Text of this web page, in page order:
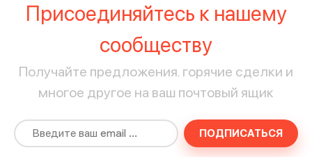
Присоединяйтесь к нашему
сообществу
Получайте предложения, горячие сделки и
многое другое на ваш почтовый ящик
ПОДПИСАТЬСЯ